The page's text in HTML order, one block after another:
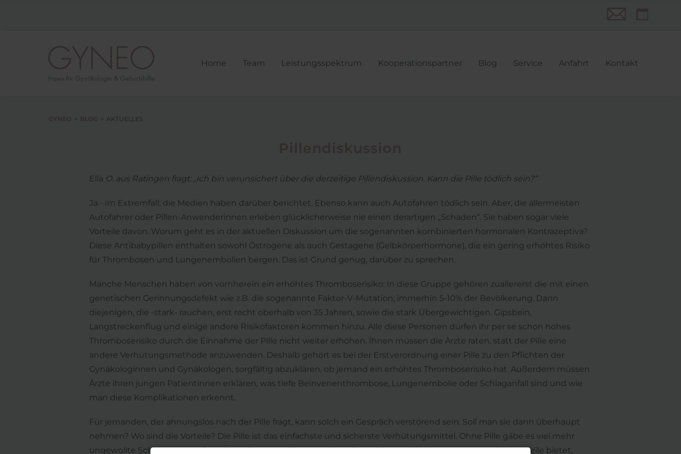
Navigation
Home Team Leistungsspektrum Kooperationspartner Blog Service Anfahrt Kontakt
AKTUELLES
Ella O. aus Ratingen fragt: „Ich bin verunsichert über die derzeitige Pillendiskussion. Kann die Pille tödlich sein?“
Ja - im Extremfall; die Medien haben darüber berichtet. Ebenso kann auch Autofahren tödlich sein. Aber, die allermeisten
Autofahrer oder Pillen-Anwenderinnen erleben glücklicherweise nie einen derartigen „Schaden“. Sie haben sogar viele
Vorteile davon. Worum geht es in der aktuellen Diskussion um die sogenannten kombinierten hormonalen Kontrazeptiva?
Diese Antibabypillen enthalten sowohl Östrogene als auch Gestagene (Gelbkörperhormone), die ein gering erhöhtes Risiko
für Thrombosen und Lungenembolien bergen. Das ist Grund genug, darüber zu sprechen.
Manche Menschen haben von vornherein ein erhöhtes Thromboserisiko: In diese Gruppe gehören zuallererst die mit einen
genetischen Gerinnungsdefekt wie z.B. die sogenannte Faktor-V-Mutation; immerhin 5-10% der Bevölkerung. Dann
diejenigen, die -stark- rauchen, erst recht oberhalb von 35 Jahren, sowie die stark Übergewichtigen. Gipsbein,
Langstreckenflug und einige andere Risikofaktoren kommen hinzu. Alle diese Personen dürfen ihr per se schon hohes
Thromboserisiko durch die Einnahme der Pille nicht weiter erhöhen. Ihnen müssen die Ärzte raten, statt der Pille eine
andere Verhütungsmethode anzuwenden. Deshalb gehört es bei der Erstverordnung einer Pille zu den Pflichten der
Gynäkologinnen und Gynäkologen, sorgfältig abzuklären, ob jemand ein erhöhtes Thromboserisiko hat. Außerdem müssen
Ärzte ihren jungen Patientinnen erklären, was tiefe Beinvenenthrombose, Lungenembolie oder Schlaganfall sind und wie
man diese Komplikationen erkennt.
Für jemanden, der ahnungslos nach der Pille fragt, kann solch ein Gespräch verstörend sein. Soll man sie dann überhaupt
nehmen? Wo sind die Vorteile? Die Pille ist das einfachste und sicherste Verhütungsmittel. Ohne Pille gäbe es viel mehr
ungewollte Schwangerschaften. Dass dieses Medikament über die Verhütung hinaus noch viele andere Vorteile bietet,